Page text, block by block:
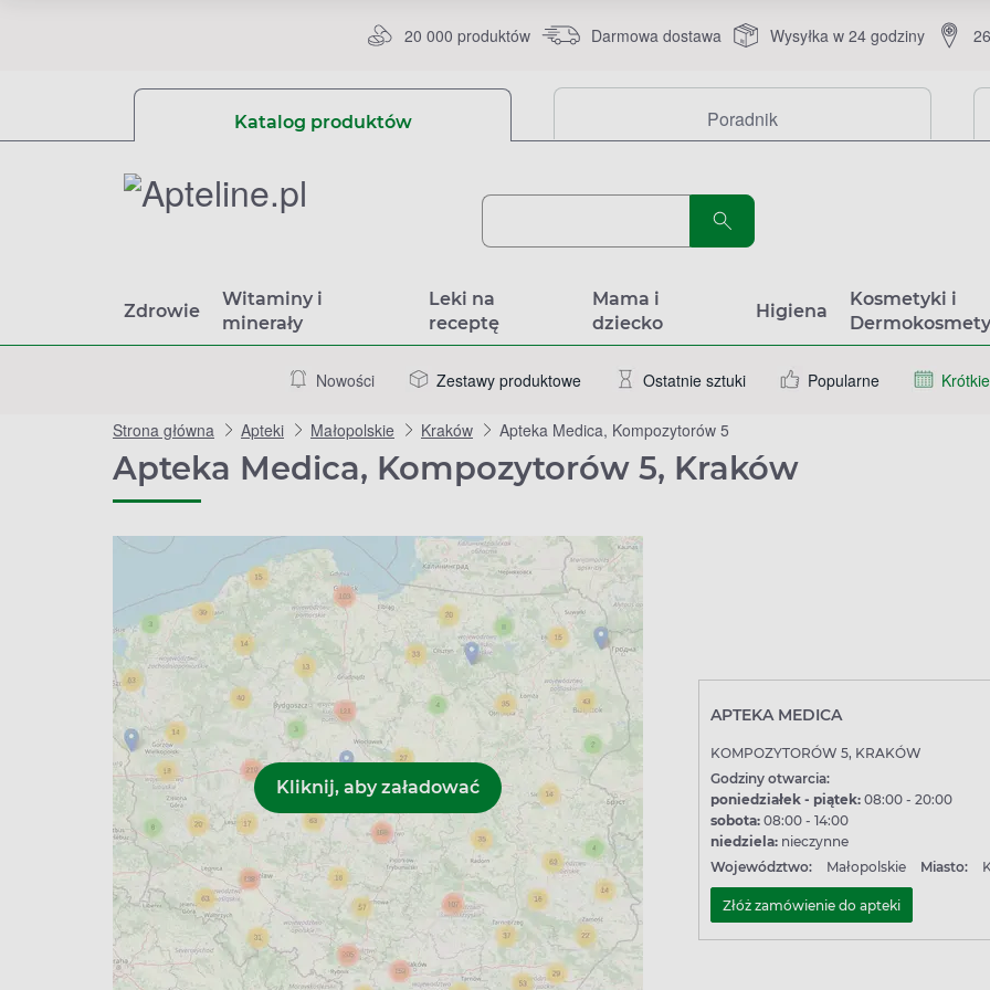
20 000 produktów Darmowa dostawa Wysyłka w 24 godziny
Katalog produktów Poradnik
Zdrowie
Witaminy i
minerały
Leki na
receptę
Mama i
dziecko
Higiena
Kosmetyki i
Nowości Zestawy produktowe Ostatnie sztuki Popularne
Strona główna Apteki Małopolskie Kraków Apteka Medica, Kompozytorów 5
Apteka Medica, Kompozytorów 5, Kraków
APTEKA MEDICA
KOMPOZYTORÓW 5, KRAKÓW
Godziny otwarcia:
poniedziałek - piątek: 08:00 - 20:00
sobota: 08:00 - 14:00
niedziela: nieczynne
Województwo:
Małopolskie Miasto:
Złóż zamówienie do apteki